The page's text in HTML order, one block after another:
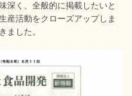
深く、全般的に掲載したいと
産活動をクローズアップしま
ました。